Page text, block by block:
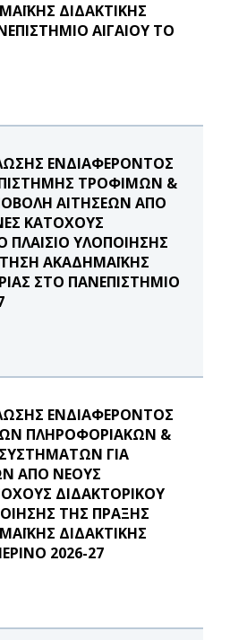
ΔΙΔΑΚΤΙΚΗΣ
ΑΙΓΑΙΟΥ ΤΟ
ΕΝΔΙΑΦΕΡΟΝΤΟΣ
ΤΡΟΦΙΜΩΝ &
ΑΙΤΗΣΕΩΝ ΑΠΟ
ΚΑΤΟΧΟΥΣ
ΠΛΑΙΣΙΟ ΥΛΟΠΟΙΗΣΗΣ
ΑΚΑΔΗΜΑΪΚΗΣ
ΣΤΟ ΠΑΝΕΠΙΣΤΗΜΙΟ
ΕΝΔΙΑΦΕΡΟΝΤΟΣ
ΠΛΗΡΟΦΟΡΙΑΚΩΝ &
ΓΙΑ
ΑΠΟ ΝΕΟΥΣ
ΔΙΔΑΚΤΟΡΙΚΟΥ
ΤΗΣ ΠΡΑΞΗΣ
ΔΙΔΑΚΤΙΚΗΣ
2026-27